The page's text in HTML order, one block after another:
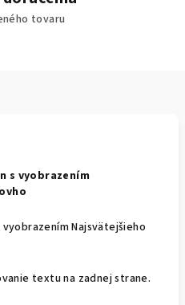
tovaru
s vyobrazením
Najsvätejšieho
textu na zadnej strane.